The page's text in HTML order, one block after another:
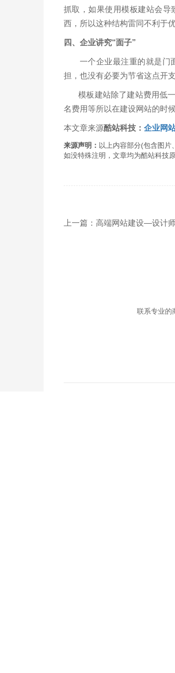
抓取，如果使用模板建站会导
西，所以这种结构雷同不利于
四、企业讲究“面子”
一个企业最注重的就是门面
担，也没有必要为节省这点开
模板建站除了建站费用低一
名费用等所以在建设网站的时
本文章来源酷站科技： 企业网
来源声明： 以上内容部分(包含图片
如没特殊注明，文章均为酷站科技
联系专业的